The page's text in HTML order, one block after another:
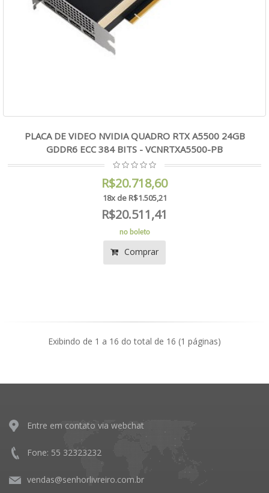
PLACA DE VIDEO NVIDIA QUADRO RTX A5500 24GB
GDDR6 ECC 384 BITS - VCNRTXA5500-PB
R$20.718,60
18x de R$1.505,21
R$20.511,41
no boleto
Comprar
Exibindo de 1 a 16 do total de 16 (1 páginas)
Entre em contato via webchat
Fone: 55 32323232
vendas@senhorlivreiro.com.br